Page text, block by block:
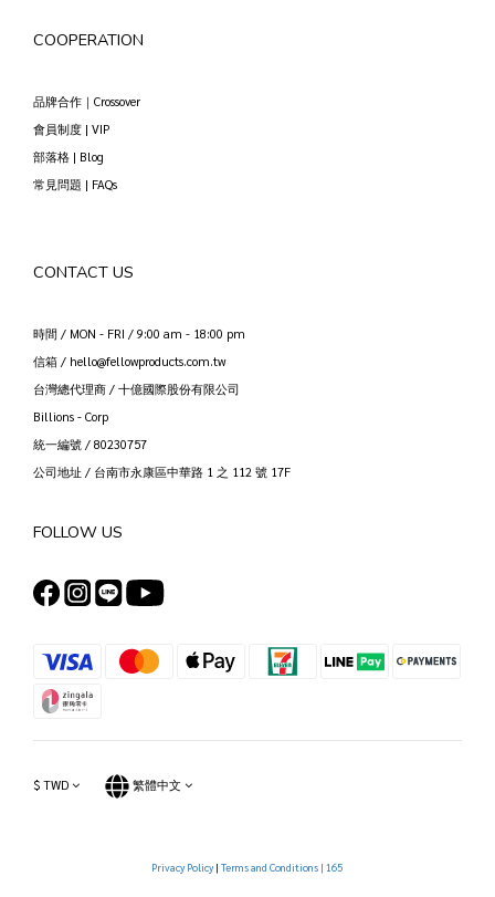
COOPERATION
品牌合作｜Crossover
會員制度 | VIP
部落格 | Blog
常見問題 | FAQs
CONTACT US
時間 / MON - FRI / 9:00 am - 18:00 pm
信箱 / hello@fellowproducts.com.tw
台灣總代理商 / 十億國際股份有限公司
Billions - Corp
統一編號 / 80230757
公司地址 / 台南市永康區中華路 1 之 112 號 17F
FOLLOW US
$ TWD 繁體中文
Privacy Policy| Terms and Conditions | 165